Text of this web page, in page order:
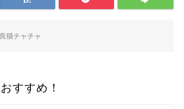
猫チャチャ
すすめ！